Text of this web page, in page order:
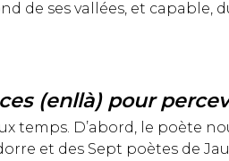
de ses vallées, et
(enllà) pour
temps. D’abord, le poète
et des Sept poètes de